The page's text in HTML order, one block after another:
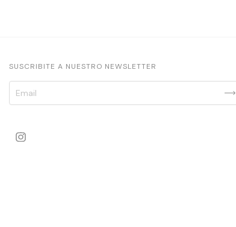
SUSCRIBITE A NUESTRO NEWSLETTER